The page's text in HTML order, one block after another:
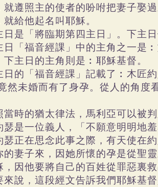
就遵照主的使者的吩咐把妻子娶
就給他起名叫耶穌。
日是「將臨期第四主日」。下主
日「福音經課」中的主角之一是
下主日的主角則是︰耶穌基督。
日的「福音經課」記載了︰木匠
然未婚而有了身孕。從人的角度
當時的猶太律法，馬利亞可以被
瑟是一位義人，「不願意明明地
瑟正在思念此事之際，有天使在
的妻子來，因她所懷的孕是從聖
，因他要將自己的百姓從罪惡裏
來說，這段經文告訴我們耶穌基